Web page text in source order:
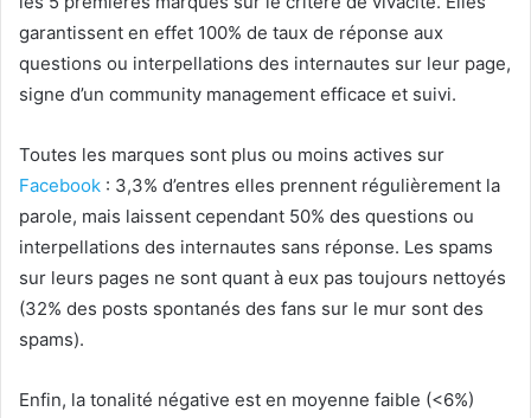
garantissent en effet 100% de taux de réponse aux
questions ou interpellations des internautes sur leur page,
signe d’un community management efficace et suivi.
Toutes les marques sont plus ou moins actives sur
Facebook : 3,3% d’entres elles prennent régulièrement la
parole, mais laissent cependant 50% des questions ou
interpellations des internautes sans réponse. Les spams
sur leurs pages ne sont quant à eux pas toujours nettoyés
(32% des posts spontanés des fans sur le mur sont des
spams).
Enfin, la tonalité négative est en moyenne faible (<6%)